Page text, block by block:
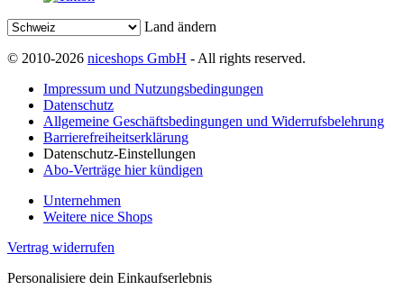
Land ändern
© 2010-2026 niceshops GmbH - All rights reserved.
Impressum und Nutzungsbedingungen
Datenschutz
Allgemeine Geschäftsbedingungen und Widerrufsbelehrung
Barrierefreiheitserklärung
Datenschutz-Einstellungen
Abo-Verträge hier kündigen
Unternehmen
Weitere nice Shops
Vertrag widerrufen
Personalisiere dein Einkaufserlebnis